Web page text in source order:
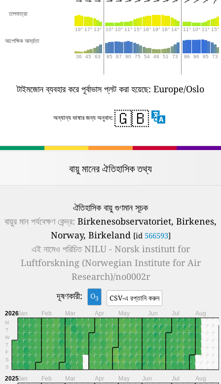
তাপমাত্রা
19° 17° 13° 10° 10° 11° 15° 18° 19° 18° 14° 11° 10° 11° 15°
আপেক্ষিক আর্দ্রতা
36 45 63 85 87 90 75 54 48 51 73 96 96 95 73
টাইমজোন ব্যবহার করে পূর্বাভাস প্লট করা হয়েছে: Europe/Oslo
অন্যান্য ভাষার জন্য অনুবাদ: 🇬🇧
বায়ু মানের ঐতিহাসিক তথ্য
ঐতিহাসিক বায়ু গুণমান সূচক
বায়ুর মান পর্যবেক্ষণ কেন্দ্র: Birkenesobservatoriet, Birkenes,
Norway, Birkeland [id 566593]
এই নামেও পরিচিতNILU - Norsk institutt for
Luftforskning (Norwegian Institute for Air
Research)/no0002r
দূষণকারী:
O3 CSV-এ রপ্তানি করুন
2026
M
T
W
T
F
S
S
Jan Feb Mar Apr May Jun Jul Aug
2025Jan Feb Mar Apr May Jun Jul Aug